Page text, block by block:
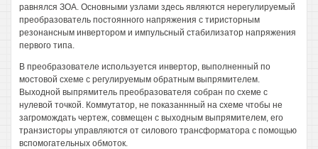
равнялся ЗОА. Основными узлами здесь являются нерегулируемый
преобразователь постоянного напряжения с тиристорным
резонансным инвертором и импульсный стабилизатор напряжения
первого типа.
В преобразователе используется инвертор, выполненный по
мостовой схеме с регулируемым обратным выпрямителем.
Выходной выпрямитель преобразователя собран по схеме с
нулевой точкой. Коммутатор, не показаннный на схеме чтобы не
загромождать чертеж, совмещен с выходным выпрямителем, его
транзисторы управляются от силового трансформатора с помощью
вспомогательных обмоток.